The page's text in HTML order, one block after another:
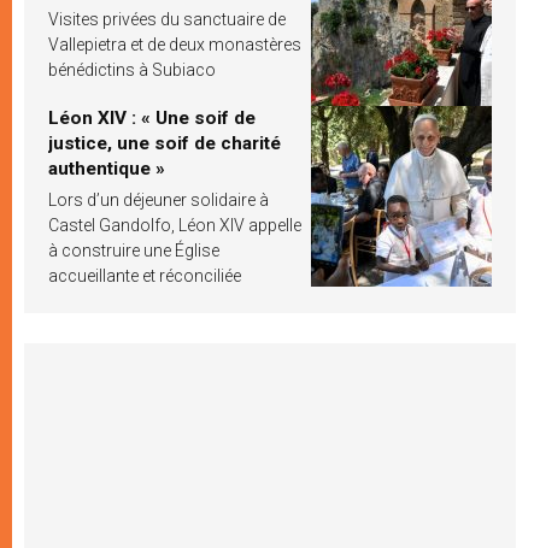
Visites privées du sanctuaire de
Vallepietra et de deux monastères
bénédictins à Subiaco
Léon XIV : « Une soif de
justice, une soif de charité
authentique »
Lors d’un déjeuner solidaire à
Castel Gandolfo, Léon XIV appelle
à construire une Église
accueillante et réconciliée